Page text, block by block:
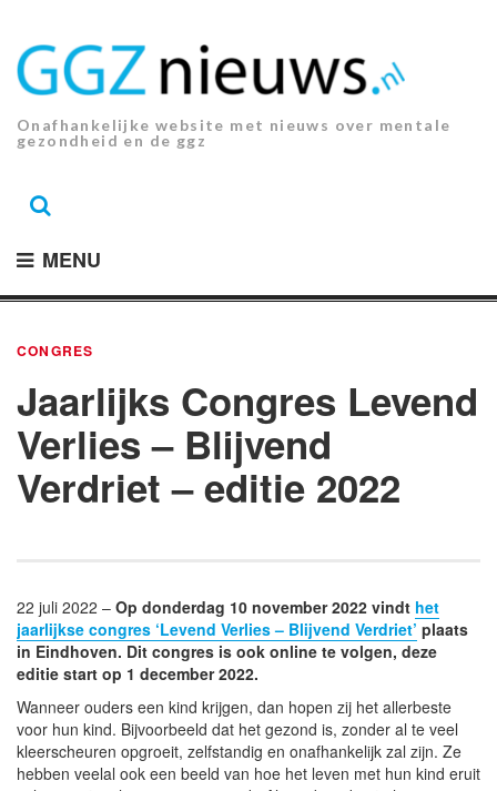
inhoud.
Onafhankelijke website met nieuws over mentale
gezondheid en de ggz
MENU
CONGRES
Jaarlijks Congres Levend
Verlies – Blijvend
Verdriet – editie 2022
22 juli 2022 – Op donderdag 10 november 2022 vindt het
jaarlijkse congres ‘Levend Verlies – Blijvend Verdriet’ plaats
in Eindhoven. Dit congres is ook online te volgen, deze
editie start op 1 december 2022.
Wanneer ouders een kind krijgen, dan hopen zij het allerbeste
voor hun kind. Bijvoorbeeld dat het gezond is, zonder al te veel
kleerscheuren opgroeit, zelfstandig en onafhankelijk zal zijn. Ze
hebben veelal ook een beeld van hoe het leven met hun kind eruit